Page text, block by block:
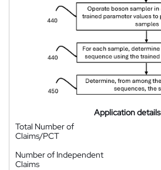
Application details
Total Number of
Claims/PCT
Number of Independent
Claims